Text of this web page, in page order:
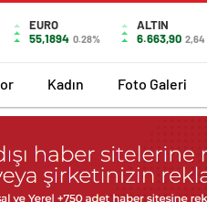
EURO
55,1894 0.28%
ALTIN
6.663,90 2,64
Kadın Foto Galeri